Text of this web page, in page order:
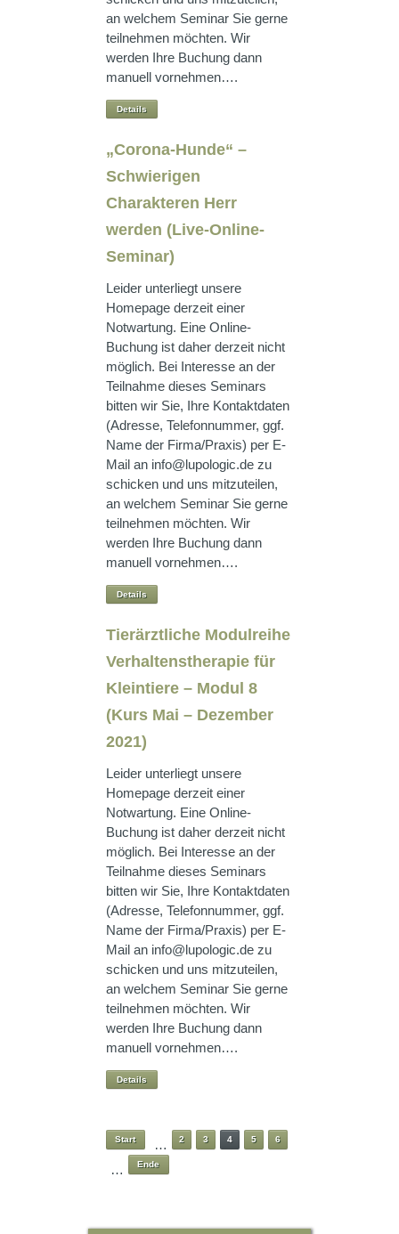
an welchem Seminar Sie gerne
teilnehmen möchten. Wir
werden Ihre Buchung dann
manuell vornehmen….
Details
„Corona-Hunde“ –
Schwierigen
Charakteren Herr
werden (Live-Online-
Seminar)
Leider unterliegt unsere
Homepage derzeit einer
Notwartung. Eine Online-
Buchung ist daher derzeit nicht
möglich. Bei Interesse an der
Teilnahme dieses Seminars
bitten wir Sie, Ihre Kontaktdaten
(Adresse, Telefonnummer, ggf.
Name der Firma/Praxis) per E-
Mail an info@lupologic.de zu
schicken und uns mitzuteilen,
an welchem Seminar Sie gerne
teilnehmen möchten. Wir
werden Ihre Buchung dann
manuell vornehmen….
Details
Tierärztliche Modulreihe
Verhaltenstherapie für
Kleintiere – Modul 8
(Kurs Mai – Dezember
2021)
Leider unterliegt unsere
Homepage derzeit einer
Notwartung. Eine Online-
Buchung ist daher derzeit nicht
möglich. Bei Interesse an der
Teilnahme dieses Seminars
bitten wir Sie, Ihre Kontaktdaten
(Adresse, Telefonnummer, ggf.
Name der Firma/Praxis) per E-
Mail an info@lupologic.de zu
schicken und uns mitzuteilen,
an welchem Seminar Sie gerne
teilnehmen möchten. Wir
werden Ihre Buchung dann
manuell vornehmen….
Details
Start … 2 3 4 5 6
… Ende